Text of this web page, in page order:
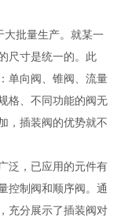
大批量生产。就某一
尺寸是统一的。此
单向阀、锥阀、流量
格、不同功能的阀无
，插装阀的优势就不
泛，已应用的元件有
控制阀和顺序阀。通
充分展示了插装阀对